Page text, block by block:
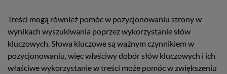
Treści mogą również pomóc w pozycjonowaniu strony w
wynikach wyszukiwania poprzez wykorzystanie słów
kluczowych. Słowa kluczowe są ważnym czynnikiem w
pozycjonowaniu, więc właściwy dobór słów kluczowych i ich
właściwe wykorzystanie w treści może pomóc w zwiększeniu